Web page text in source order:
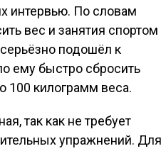
интервью. По словам
вес и занятия спортом
подошёл к
ему быстро сбросить
100 килограмм веса.
так как не требует
упражнений. Для